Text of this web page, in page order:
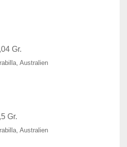
Gr.
Australien
Gr.
Australien